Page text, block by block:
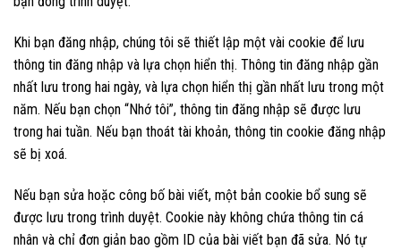
Khi bạn đăng nhập, chúng tôi sẽ thiết lập một vài cookie để lưu
thông tin đăng nhập và lựa chọn hiển thị. Thông tin đăng nhập gần
nhất lưu trong hai ngày, và lựa chọn hiển thị gần nhất lưu trong một
năm. Nếu bạn chọn “Nhớ tôi”, thông tin đăng nhập sẽ được lưu
trong hai tuần. Nếu bạn thoát tài khoản, thông tin cookie đăng nhập
sẽ bị xoá.
Nếu bạn sửa hoặc công bố bài viết, một bản cookie bổ sung sẽ
được lưu trong trình duyệt. Cookie này không chứa thông tin cá
nhân và chỉ đơn giản bao gồm ID của bài viết bạn đã sửa. Nó tự